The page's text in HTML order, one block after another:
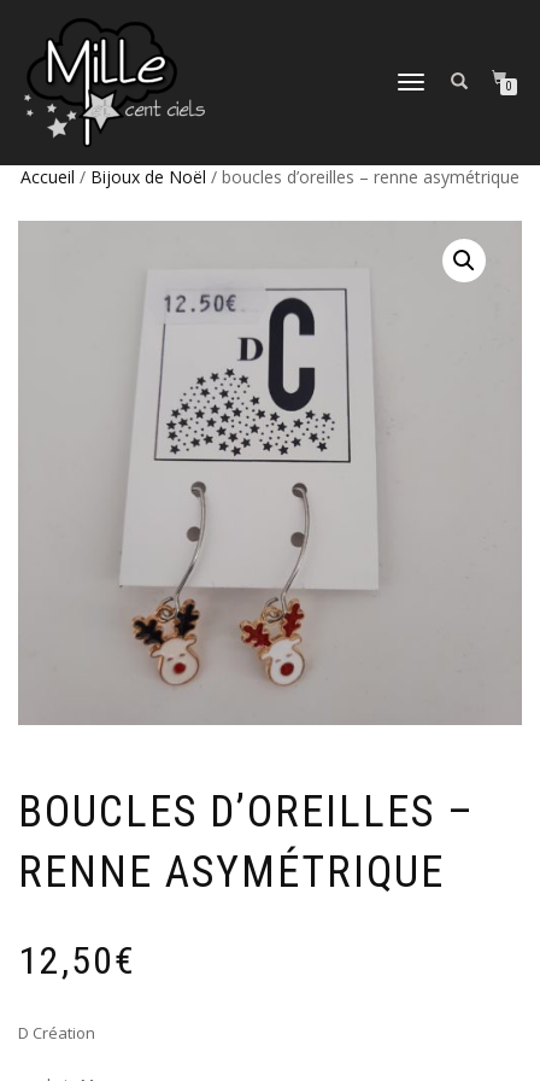
DÉPLIER
0
Accueil / Bijoux de Noël / boucles d’oreilles – renne asymétrique
BOUCLES D’OREILLES –
RENNE ASYMÉTRIQUE
12,50€
D Création